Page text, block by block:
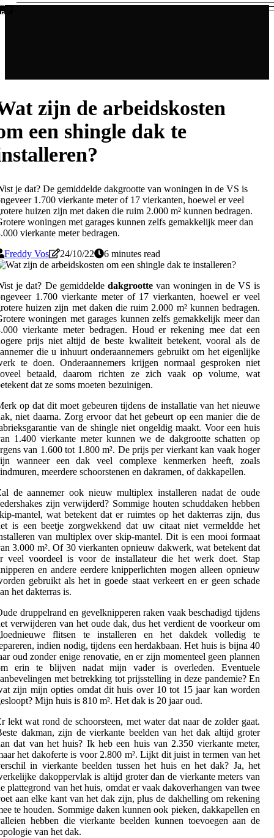
zijn de arbeidskosten
een shingle dak te
je dat? De gemiddelde dakgrootte van woningen in de VS is
1.700 vierkante meter of 17 vierkanten, hoewel er veel
huizen zijn met daken die ruim 2.000 m² kunnen bedragen.
woningen met garages kunnen zelfs gemakkelijk meer dan
vierkante meter bedragen.
Freddy Vos
24/10/22 6 minutes read
je dat? De gemiddelde dakgroottevan woningen in de VS is
1.700 vierkante meter of 17 vierkanten, hoewel er veel
huizen zijn met daken die ruim 2.000 m² kunnen bedragen.
woningen met garages kunnen zelfs gemakkelijk meer dan
vierkante meter bedragen. Houd er rekening mee dat een
prijs niet altijd de beste kwaliteit betekent, vooral als de
die u inhuurt onderaannemers gebruikt om het eigenlijke
te doen. Onderaannemers krijgen normaal gesproken niet
betaald, daarom richten ze zich vaak op volume, wat
dat ze soms moeten bezuinigen.
op dat dit moet gebeuren tijdens de installatie van het nieuwe
niet daarna. Zorg ervoor dat het gebeurt op een manier die de
van de shingle niet ongeldig maakt. Voor een huis
1.400 vierkante meter kunnen we de dakgrootte schatten op
van 1.600 tot 1.800 m². De prijs per vierkant kan vaak hoger
wanneer een dak veel complexe kenmerken heeft, zoals
meerdere schoorstenen en dakramen, of dakkapellen.
de aannemer ook nieuw multiplex installeren nadat de oude
zijn verwijderd? Sommige houten schuddaken hebben
mantel, wat betekent dat er ruimtes op het dakterras zijn, dus
is een beetje zorgwekkend dat uw citaat niet vermeldde het
van multiplex over skip-mantel. Dit is een mooi formaat
3.000 m². Of 30 vierkanten opnieuw dakwerk, wat betekent dat
veel voordeel is voor de installateur die het werk doet. Stap
en andere eerdere knipperlichten mogen alleen opnieuw
gebruikt als het in goede staat verkeert en er geen schade
het dakterras is.
druppelrand en gevelknipperen raken vaak beschadigd tijdens
verwijderen van het oude dak, dus het verdient de voorkeur om
flitsen te installeren en het dakdek volledig te
indien nodig, tijdens een herdakbaan. Het huis is bijna 40
oud zonder enige renovatie, en er zijn momenteel geen plannen
erin te blijven nadat mijn vader is overleden. Eventuele
met betrekking tot prijsstelling in deze pandemie? En
zijn mijn opties omdat dit huis over 10 tot 15 jaar kan worden
Mijn huis is 810 m². Het dak is 20 jaar oud.
lekt wat rond de schoorsteen, met water dat naar de zolder gaat.
dakman, zijn de vierkante beelden van het dak altijd groter
dat van het huis? Ik heb een huis van 2.350 vierkante meter,
het dakoferte is voor 2.800 m². Lijkt dit juist in termen van het
in vierkante beelden tussen het huis en het dak? Ja, het
dakoppervlak is altijd groter dan de vierkante meters van
plattegrond van het huis, omdat er vaak dakoverhangen van twee
aan elke kant van het dak zijn, plus de dakhelling om rekening
te houden. Sommige daken kunnen ook pieken, dakkapellen en
hebben die vierkante beelden kunnen toevoegen aan de
van het dak.